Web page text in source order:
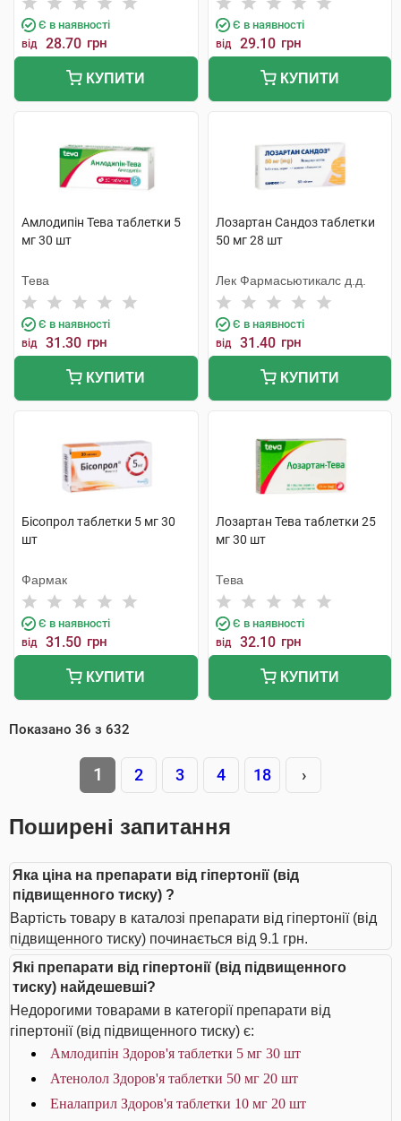
Є в наявності
від 28.70 грн
КУПИТИ
Є в наявності
від 29.10 грн
КУПИТИ
Амлодипін Тева таблетки 5
мг 30 шт
Тева
Є в наявності
від 31.30 грн
КУПИТИ
Лозартан Сандоз таблетки
50 мг 28 шт
Лек Фармасьютикалс д.д.
Є в наявності
від 31.40 грн
КУПИТИ
Бісопрол таблетки 5 мг 30
шт
Фармак
Є в наявності
від 31.50 грн
КУПИТИ
Лозартан Тева таблетки 25
мг 30 шт
Тева
Є в наявності
від 32.10 грн
КУПИТИ
Показано 36 з 632
1 2 3 4 18 ›
Поширені запитання
Яка ціна на препарати від гіпертонії (від
підвищенного тиску) ?
Вартість товару в каталозі препарати від гіпертонії (від
підвищенного тиску) починається від 9.1 грн.
Які препарати від гіпертонії (від підвищенного
тиску) найдешевші?
Недорогими товарами в категорії препарати від
гіпертонії (від підвищенного тиску) є:
Амлодипін Здоров'я таблетки 5 мг 30 шт
Атенолол Здоров'я таблетки 50 мг 20 шт
Еналаприл Здоров'я таблетки 10 мг 20 шт